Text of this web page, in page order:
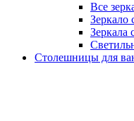
Все
Зеркало
Зеркала
Столешницы для